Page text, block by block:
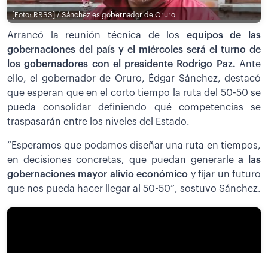
[Foto: RRSS] / Sánchez es gobernador de Oruro
Arrancó la reunión técnica de los equipos de las
gobernaciones del país y el miércoles será el turno de
los gobernadores con el presidente Rodrigo Paz. Ante
ello, el gobernador de Oruro, Édgar Sánchez, destacó
que esperan que en el corto tiempo la ruta del 50-50 se
pueda consolidar definiendo qué competencias se
traspasarán entre los niveles del Estado.
“Esperamos que podamos diseñar una ruta en tiempos,
en decisiones concretas, que puedan generarlea las
gobernaciones mayor alivio económico y fijar un futuro
que nos pueda hacer llegar al 50-50”, sostuvo Sánchez.